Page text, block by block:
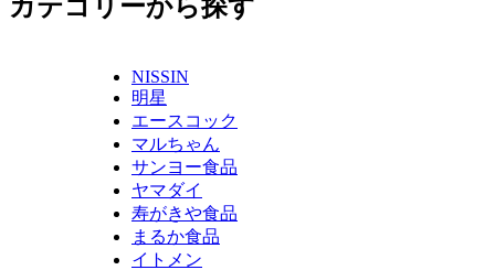
カテゴリーから探す
NISSIN
明星
エースコック
マルちゃん
サンヨー食品
ヤマダイ
寿がきや食品
まるか食品
イトメン